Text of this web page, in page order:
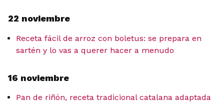
22 noviembre
Receta fácil de arroz con boletus: se prepara en
sartén y lo vas a querer hacer a menudo
16 noviembre
Pan de riñón, receta tradicional catalana adaptada